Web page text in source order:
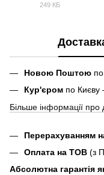
249 КБ
Новою Поштою
Кур'єром по Києву
Більше інформації про
Перерахуванням
Оплата на ТОВ (з
Абсолютна гарантія